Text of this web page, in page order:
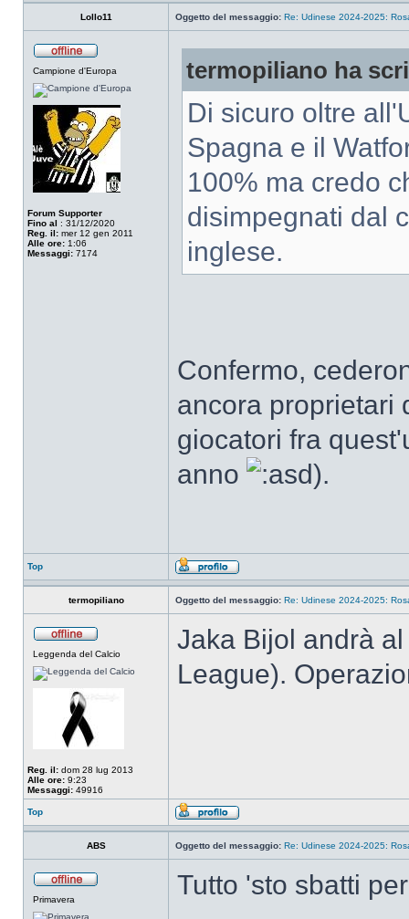
Lollo11 Oggetto del messaggio: Re: Udinese 2024-2025:
Campione d'Europa
Forum Supporter
Fino al : 31/12/2020
Reg. il: mer 12 gen 2011
Alle ore: 1:06
Messaggi: 7174
termopiliano ha
Di sicuro oltre
Spagna e il
100% ma credo
disimpegnati dal
inglese.
Confermo,
ancora proprietari
giocatori fra
anno
).
Top
termopiliano Oggetto del messaggio: Re: Udinese 2024-2025:
Leggenda del Calcio
Reg. il: dom 28 lug 2013
Alle ore: 9:23
Messaggi: 49916
Jaka Bijol andrà
League).
Top
ABS Oggetto del messaggio: Re: Udinese 2024-2025:
Primavera Tutto 'sto sbatti